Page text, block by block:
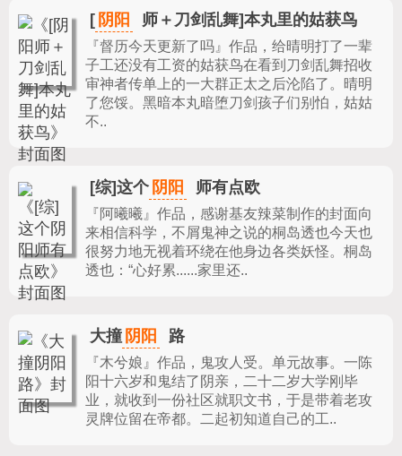
[ 阴阳 师＋刀剑乱舞]本丸里的姑获鸟
『督历今天更新了吗』作品， 给晴明打了一辈
子工还没有工资的姑获鸟在看到刀剑乱舞招收
审神者传单上的一大群正太之后沦陷了。晴明
了您馁。黑暗本丸暗堕刀剑孩子们别怕，姑姑
不..
[综]这个 阴阳 师有点欧
『阿曦曦』作品， 感谢基友辣菜制作的封面向
来相信科学，不屑鬼神之说的桐岛透也今天也
很努力地无视着环绕在他身边各类妖怪。桐岛
透也：“心好累......家里还..
大撞 阴阳 路
『木兮娘』作品， 鬼攻人受。单元故事。一陈
阳十六岁和鬼结了阴亲，二十二岁大学刚毕
业，就收到一份社区就职文书，于是带着老攻
灵牌位留在帝都。二起初知道自己的工..